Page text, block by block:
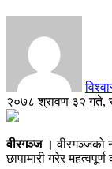
२०७८ श्रावण ३२ गते,
वीरगञ्ज । वीरगञ्जको
छापामारी गरेर